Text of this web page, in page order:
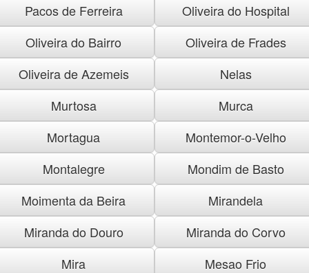
Pacos de Ferreira
Oliveira do Hospital
Oliveira do Bairro
Oliveira de Frades
Oliveira de Azemeis
Nelas
Murtosa
Murca
Mortagua
Montemor-o-Velho
Montalegre
Mondim de Basto
Moimenta da Beira
Mirandela
Miranda do Douro
Miranda do Corvo
Mira
Mesao Frio